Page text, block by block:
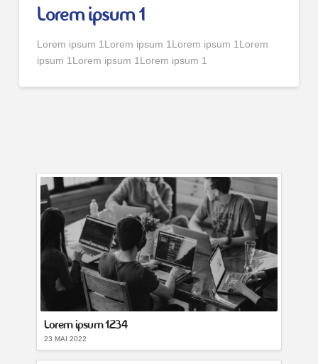
Lorem ipsum 1
Lorem ipsum 1Lorem ipsum 1Lorem ipsum 1Lorem
ipsum 1Lorem ipsum 1Lorem ipsum 1
Lorem ipsum 1234
23 MAI 2022